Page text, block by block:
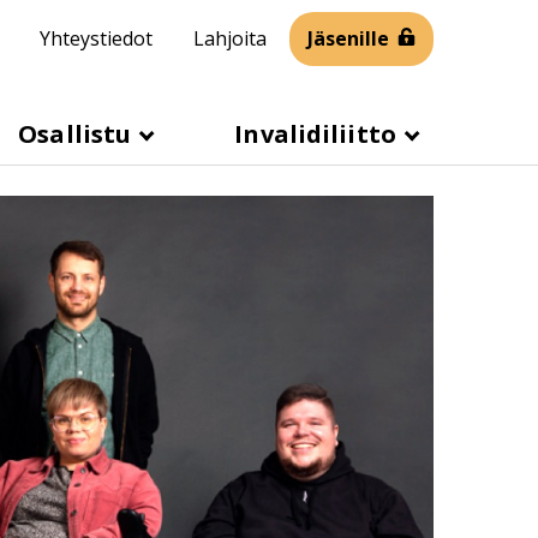
Yhteystiedot Lahjoita Jäsenille
Osallistu Invalidiliitto